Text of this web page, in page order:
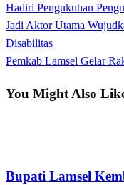
Navigasi
pos
Previous
Post
Hadiri Pengukuhan
Jadi Aktor Utama
Disabilitas
Next
Pemkab Lamsel Gelar
You Might Also
Bupati Lamsel